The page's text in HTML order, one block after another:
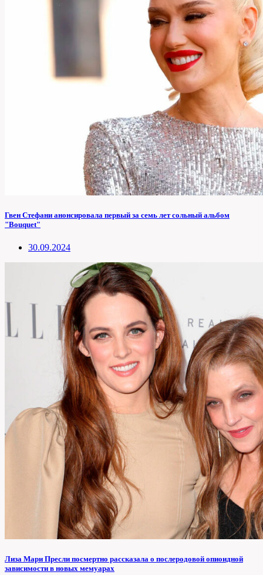
Гвен Стефани анонсировала первый за семь лет сольный альбом
"Bouquet"
30.09.2024
Лиза Мари Пресли посмертно рассказала о послеродовой опиоидной
зависимости в новых мемуарах